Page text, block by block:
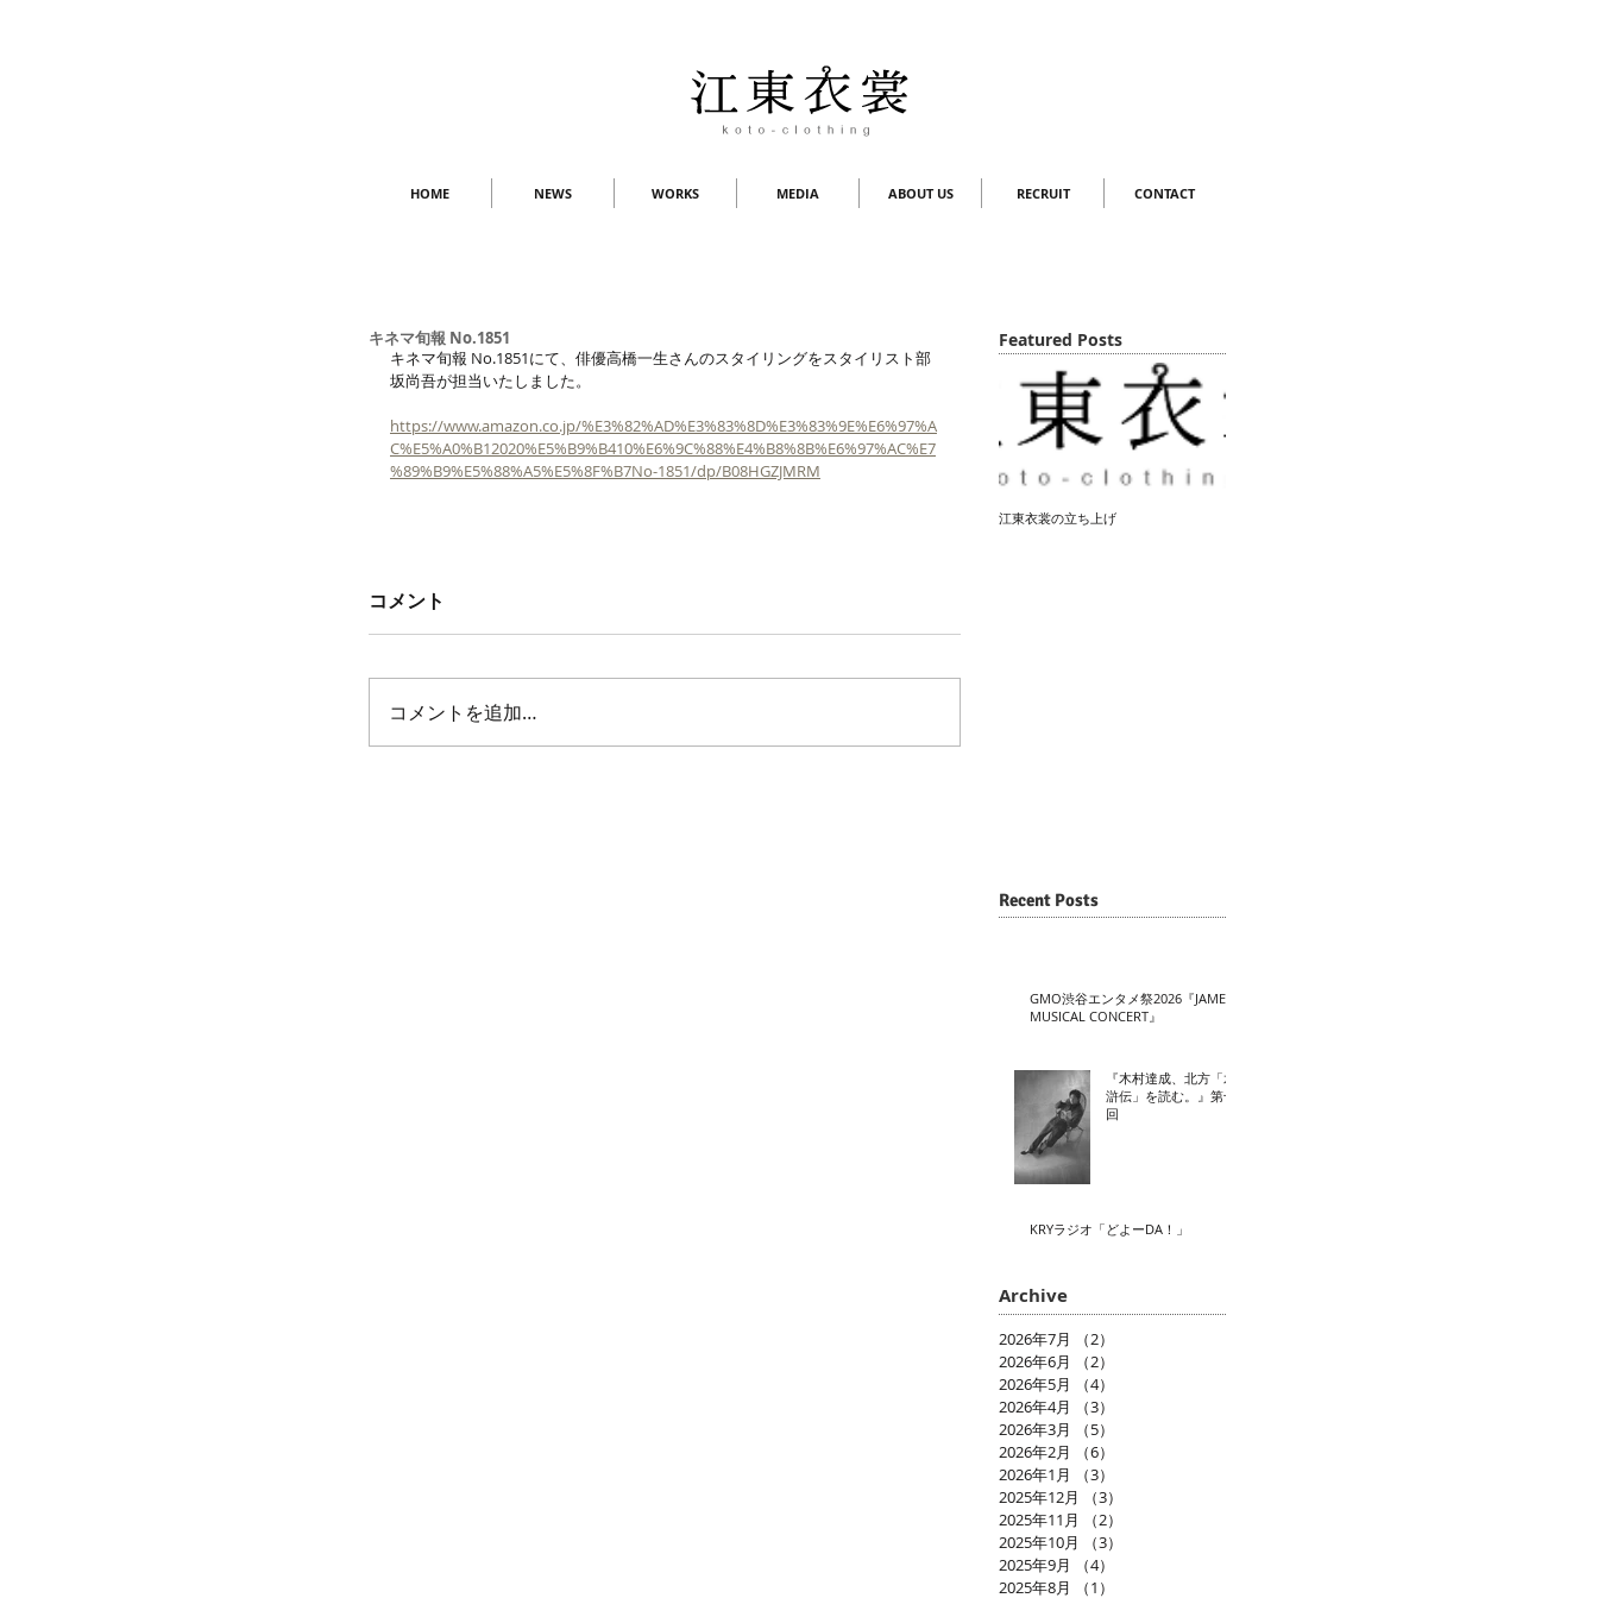
HOME NEWS WORKS MEDIA ABOUT US RECRUIT CONTACT
キネマ旬報 No.1851
キネマ旬報 No.1851にて、俳優高橋一生さんのスタイリングをスタイリスト部
坂尚吾が担当いたしました。
https://www.amazon.co.jp/%E3%82%AD%E3%83%8D%E3%83%9E%E6%97%A
C%E5%A0%B12020%E5%B9%B410%E6%9C%88%E4%B8%8B%E6%97%AC%E7
%89%B9%E5%88%A5%E5%8F%B7No-1851/dp/B08HGZJMRM
コメント
コメントを追加…
Featured Posts
江東衣裳の立ち上げ
Recent Posts
GMO渋谷エンタメ祭2026『JAME
MUSICAL CONCERT』
『木村達成、北方「水
滸伝」を読む。』第十
回
KRYラジオ「どよーDA！」
Archive
2026年7月 （2）
2026年6月
（2）
2026年5月
（4）
2026年4月
（3）
2026年3月
（5）
2026年2月
（6）
2026年1月
（3）
2025年12月
（3）
2025年11月
（2）
2025年10月
（3）
2025年9月
（4）
2025年8月
（1）